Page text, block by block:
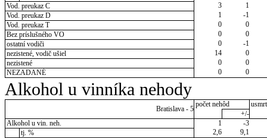
Vod. preukaz C
3
1
Vod. preukaz D
1
-1
Vod. preukaz T
0
0
Bez príslušného VO
0
0
ostatní vodiči
0
-1
nezistené, vodič ušiel
14
0
nezistené
0
0
NEZADANÉ
0 0
Alkohol u vinníka nehody
Bratislava - 5
počet nehôd
+/-
Alkohol u vin. neh.
1
-3
tj. %
2,6 9,1